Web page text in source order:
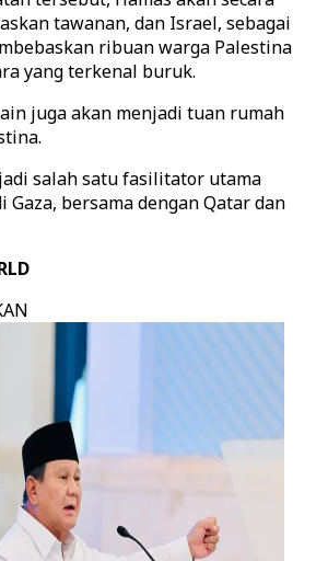
tawanan, dan Israel, sebagai
ribuan warga Palestina
yang terkenal buruk.
juga akan menjadi tuan rumah
salah satu fasilitator utama
Gaza, bersama dengan Qatar dan